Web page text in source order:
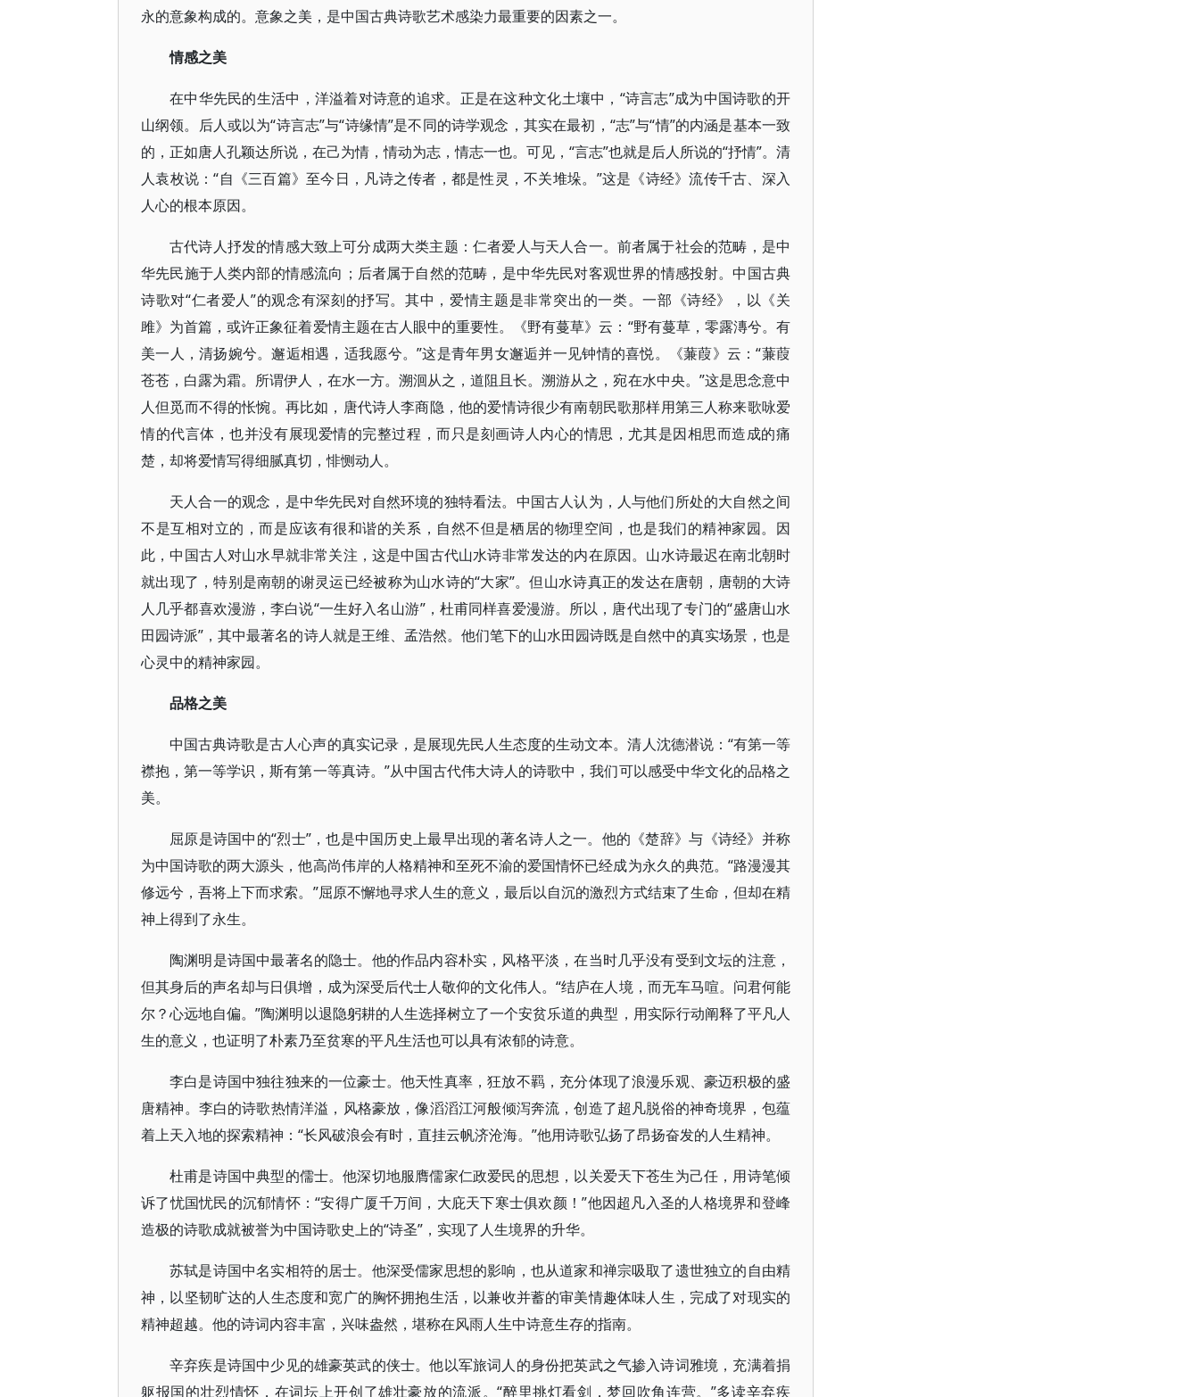
永的意象构成的。意象之美，是中国古典诗歌艺术感染力最重要的因素之一。
情感之美
在中华先民的生活中，洋溢着对诗意的追求。正是在这种文化土壤中，“诗言志”成为中国诗歌的开
山纲领。后人或以为“诗言志”与“诗缘情”是不同的诗学观念，其实在最初，“志”与“情”的内涵是基本一致
的，正如唐人孔颖达所说，在己为情，情动为志，情志一也。可见，“言志”也就是后人所说的“抒情”。清
人袁枚说：“自《三百篇》至今日，凡诗之传者，都是性灵，不关堆垛。”这是《诗经》流传千古、深入
人心的根本原因。
古代诗人抒发的情感大致上可分成两大类主题：仁者爱人与天人合一。前者属于社会的范畴，是中
华先民施于人类内部的情感流向；后者属于自然的范畴，是中华先民对客观世界的情感投射。中国古典
诗歌对“仁者爱人”的观念有深刻的抒写。其中，爱情主题是非常突出的一类。一部《诗经》，以《关
雎》为首篇，或许正象征着爱情主题在古人眼中的重要性。《野有蔓草》云：“野有蔓草，零露漙兮。有
美一人，清扬婉兮。邂逅相遇，适我愿兮。”这是青年男女邂逅并一见钟情的喜悦。《蒹葭》云：“蒹葭
苍苍，白露为霜。所谓伊人，在水一方。溯洄从之，道阻且长。溯游从之，宛在水中央。”这是思念意中
人但觅而不得的怅惋。再比如，唐代诗人李商隐，他的爱情诗很少有南朝民歌那样用第三人称来歌咏爱
情的代言体，也并没有展现爱情的完整过程，而只是刻画诗人内心的情思，尤其是因相思而造成的痛
楚，却将爱情写得细腻真切，悱恻动人。
天人合一的观念，是中华先民对自然环境的独特看法。中国古人认为，人与他们所处的大自然之间
不是互相对立的，而是应该有很和谐的关系，自然不但是栖居的物理空间，也是我们的精神家园。因
此，中国古人对山水早就非常关注，这是中国古代山水诗非常发达的内在原因。山水诗最迟在南北朝时
就出现了，特别是南朝的谢灵运已经被称为山水诗的“大家”。但山水诗真正的发达在唐朝，唐朝的大诗
人几乎都喜欢漫游，李白说“一生好入名山游”，杜甫同样喜爱漫游。所以，唐代出现了专门的“盛唐山水
田园诗派”，其中最著名的诗人就是王维、孟浩然。他们笔下的山水田园诗既是自然中的真实场景，也是
心灵中的精神家园。
品格之美
中国古典诗歌是古人心声的真实记录，是展现先民人生态度的生动文本。清人沈德潜说：“有第一等
襟抱，第一等学识，斯有第一等真诗。”从中国古代伟大诗人的诗歌中，我们可以感受中华文化的品格之
美。
屈原是诗国中的“烈士”，也是中国历史上最早出现的著名诗人之一。他的《楚辞》与《诗经》并称
为中国诗歌的两大源头，他高尚伟岸的人格精神和至死不渝的爱国情怀已经成为永久的典范。“路漫漫其
修远兮，吾将上下而求索。”屈原不懈地寻求人生的意义，最后以自沉的激烈方式结束了生命，但却在精
神上得到了永生。
陶渊明是诗国中最著名的隐士。他的作品内容朴实，风格平淡，在当时几乎没有受到文坛的注意，
但其身后的声名却与日俱增，成为深受后代士人敬仰的文化伟人。“结庐在人境，而无车马喧。问君何能
尔？心远地自偏。”陶渊明以退隐躬耕的人生选择树立了一个安贫乐道的典型，用实际行动阐释了平凡人
生的意义，也证明了朴素乃至贫寒的平凡生活也可以具有浓郁的诗意。
李白是诗国中独往独来的一位豪士。他天性真率，狂放不羁，充分体现了浪漫乐观、豪迈积极的盛
唐精神。李白的诗歌热情洋溢，风格豪放，像滔滔江河般倾泻奔流，创造了超凡脱俗的神奇境界，包蕴
着上天入地的探索精神：“长风破浪会有时，直挂云帆济沧海。”他用诗歌弘扬了昂扬奋发的人生精神。
杜甫是诗国中典型的儒士。他深切地服膺儒家仁政爱民的思想，以关爱天下苍生为己任，用诗笔倾
诉了忧国忧民的沉郁情怀：“安得广厦千万间，大庇天下寒士俱欢颜！”他因超凡入圣的人格境界和登峰
造极的诗歌成就被誉为中国诗歌史上的“诗圣”，实现了人生境界的升华。
苏轼是诗国中名实相符的居士。他深受儒家思想的影响，也从道家和禅宗吸取了遗世独立的自由精
神，以坚韧旷达的人生态度和宽广的胸怀拥抱生活，以兼收并蓄的审美情趣体味人生，完成了对现实的
精神超越。他的诗词内容丰富，兴味盎然，堪称在风雨人生中诗意生存的指南。
辛弃疾是诗国中少见的雄豪英武的侠士。他以军旅词人的身份把英武之气掺入诗词雅境，充满着捐
躯报国的壮烈情怀，在词坛上开创了雄壮豪放的流派。“醉里挑灯看剑，梦回吹角连营。”多读辛弃疾